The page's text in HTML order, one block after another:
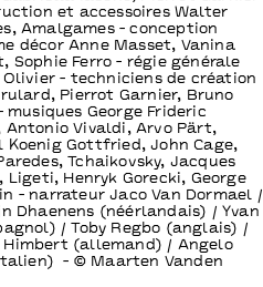
et accessoires Walter
Amalgames - conception
décor Anne Masset, Vanina
Sophie Ferro - régie générale
Olivier - techniciens de création
Pierrot Garnier, Bruno
musiques George Frideric
Antonio Vivaldi, Arvo Pärt,
Koenig Gottfried, John Cage,
Tchaikovsky, Jacques
Ligeti, Henryk Gorecki, George
- narrateur Jaco Van Dormael /
Dhaenens (néérlandais) / Yvan
/ Toby Regbo (anglais) /
Himbert (allemand) / Angelo
- © Maarten Vanden